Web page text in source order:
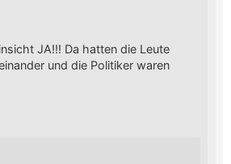
JA!!! Da hatten die Leute
und die Politiker waren